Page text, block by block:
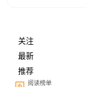
关注
最新
推荐
阅读榜单